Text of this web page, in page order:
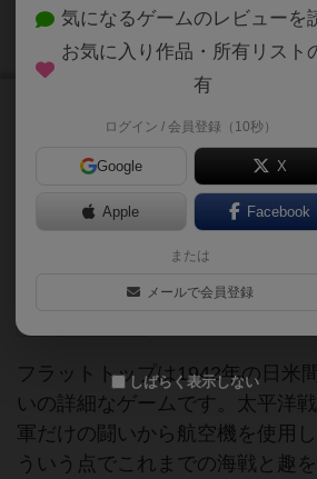
日米ソロモン海域の各海戦の
ション
フラットトップは1942年の日米
いの詳細なゲームです。太平洋
軍だけの闘いから航空機を使用
ういう点でこれまでの海戦と趣
気になるゲームのレビューを
お気に入り作品・所有リスト
有
ログイン / 会員登録（10秒）
Google X
Apple Facebook
または
メールで会員登録
しばらく表示しない